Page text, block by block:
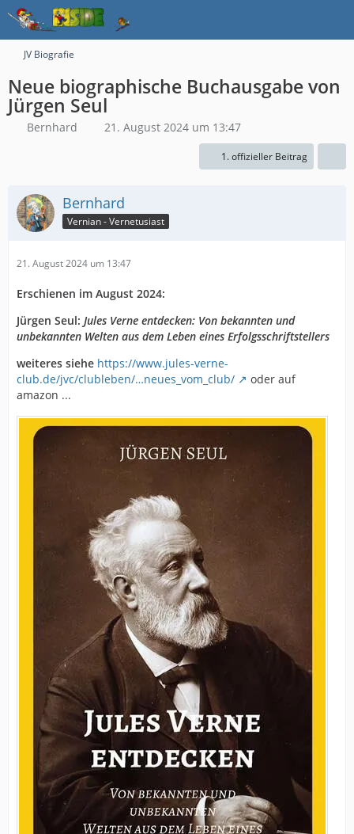
JV Biografie
Neue biographische Buchausgabe von
Jürgen Seul
Bernhard 21. August 2024 um 13:47
1. offizieller Beitrag
Bernhard
Vernian - Vernetusiast
21. August 2024 um 13:47
Erschienen im August 2024:
Jürgen Seul: Jules Verne entdecken: Von bekannten und
unbekannten Welten aus dem Leben eines Erfolgsschriftstellers
weiteres siehe https://www.jules-verne-
club.de/jvc/clubleben/…neues_vom_club/
oder auf
amazon ...